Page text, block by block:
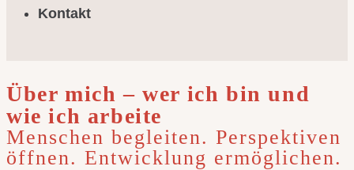
Kontakt
Über mich – wer ich bin und
wie ich arbeite
Menschen begleiten. Perspektiven
öffnen. Entwicklung ermöglichen.